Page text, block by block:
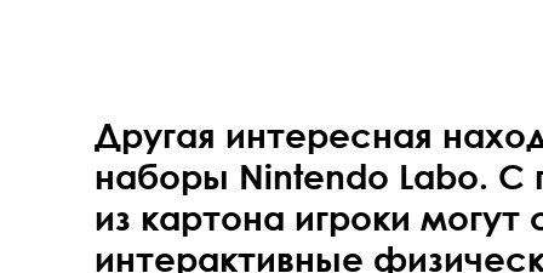
Другая интересная
наборы Nintendo Labo.
из картона игроки могут
интерактивные